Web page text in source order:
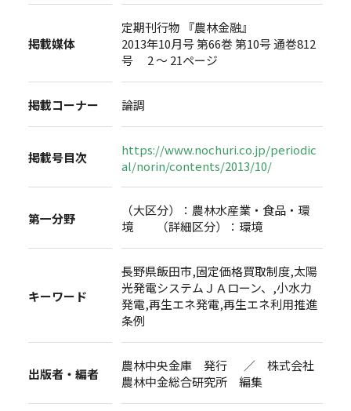
掲載媒体
定期刊行物 『農林金融』
2013年10月号 第66巻 第10号 通巻812
号 2 ～ 21ページ
掲載コーナー 論調
掲載号目次
https://www.nochuri.co.jp/periodic
al/norin/contents/2013/10/
第一分野
（大区分）：農林水産業・食品・環
境 （詳細区分）：環境
キーワード
長野県飯田市,固定価格買取制度,太陽
光発電システムＪＡローン、,小水力
発電,再生エネ発電,再生エネ利用推進
条例
出版者・編者
農林中央金庫 発行 ／ 株式会社
農林中金総合研究所 編集